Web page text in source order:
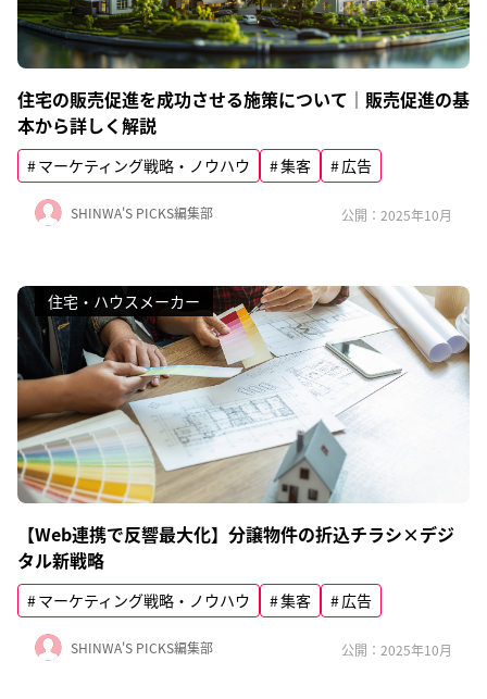
住宅の販売促進を成功させる施策について｜販売促進の基
本から詳しく解説
マーケティング戦略・ノウハウ 集客 広告
SHINWA'S PICKS編集部 公開：2025年10月
住宅・ハウスメーカー
【Web連携で反響最大化】分譲物件の折込チラシ×デジ
タル新戦略
マーケティング戦略・ノウハウ 集客 広告
SHINWA'S PICKS編集部 公開：2025年10月